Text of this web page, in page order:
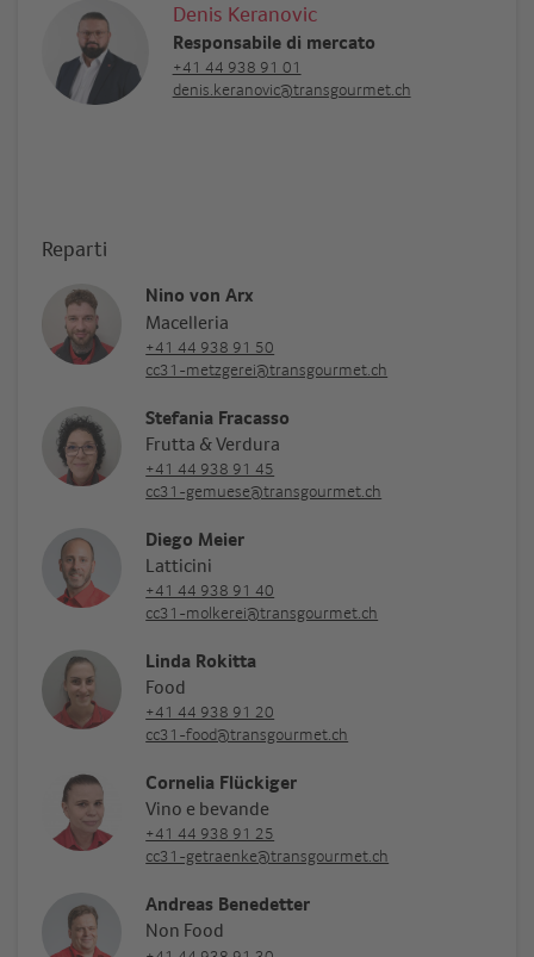
Denis Keranovic
Responsabile di mercato
+41 44 938 91 01
denis.keranovic@transgourmet.ch
Reparti
Nino von Arx
Macelleria
+41 44 938 91 50
cc31-metzgerei@transgourmet.ch
Stefania Fracasso
Frutta & Verdura
+41 44 938 91 45
cc31-gemuese@transgourmet.ch
Diego Meier
Latticini
+41 44 938 91 40
cc31-molkerei@transgourmet.ch
Linda Rokitta
Food
+41 44 938 91 20
cc31-food@transgourmet.ch
Cornelia Flückiger
Vino e bevande
+41 44 938 91 25
cc31-getraenke@transgourmet.ch
Andreas Benedetter
Non Food